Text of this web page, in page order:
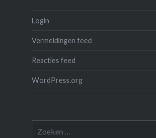
Login
Vermeldingen feed
Reacties feed
WordPress.org